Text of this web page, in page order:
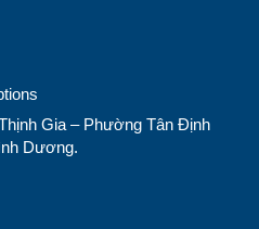
Gia – Phường Tân Định
Dương.